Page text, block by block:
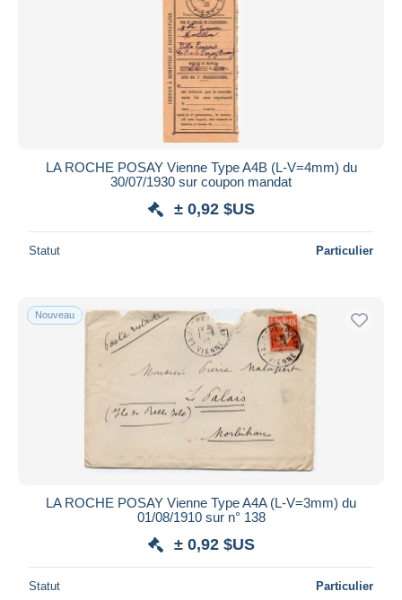
LA ROCHE POSAY Vienne Type A4B (L-V=4mm) du
30/07/1930 sur coupon mandat
± 0,92 $US
Statut Particulier
Nouveau
LA ROCHE POSAY Vienne Type A4A (L-V=3mm) du
01/08/1910 sur n° 138
± 0,92 $US
Statut Particulier